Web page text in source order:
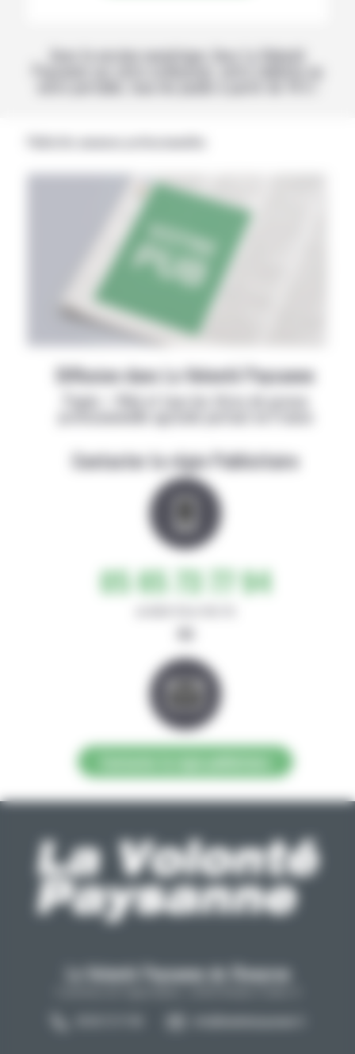
Avec la version numérique, lisez La Volonté
Paysanne sur votre ordinateur, votre tablette ou
Diffusion dans La Volonté Paysanne
Papier + Web et tous les titres de presse
Contacter la régie Publicitaire
05 65 73 77 94
ou
La Volonté Paysanne de l'Aveyron